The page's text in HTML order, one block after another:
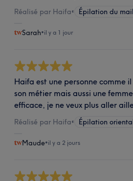
Réalisé par Haifa• Épilation du
Sarah•il y a 1 jour
Haifa est une personne comme
son métier mais aussi une
efficace, je ne veux plus aller
Réalisé par Haifa• Épilation
Maude•il y a 2 jours